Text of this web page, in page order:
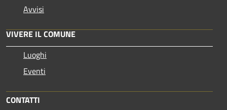
Avvisi
VIVERE IL COMUNE
Luoghi
Eventi
CONTATTI